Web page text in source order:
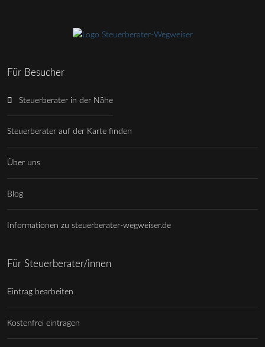
Für Besucher
Steuerberater in der Nähe
Steuerberater auf der Karte finden
Über uns
Blog
Informationen zu steuerberater-wegweiser.de
Für Steuerberater/innen
Eintrag bearbeiten
Kostenfrei eintragen